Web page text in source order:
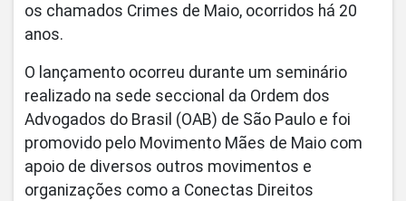
os chamados Crimes de Maio, ocorridos há 20
anos.
O lançamento ocorreu durante um seminário
realizado na sede seccional da Ordem dos
Advogados do Brasil (OAB) de São Paulo e foi
promovido pelo Movimento Mães de Maio com
apoio de diversos outros movimentos e
organizações como a Conectas Direitos